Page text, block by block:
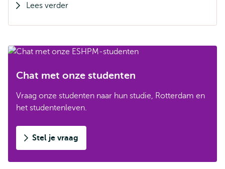
Lees verder
Chat met onze studenten
Vraag onze studenten naar hun studie, Rotterdam en
het studentenleven.
Stel je vraag